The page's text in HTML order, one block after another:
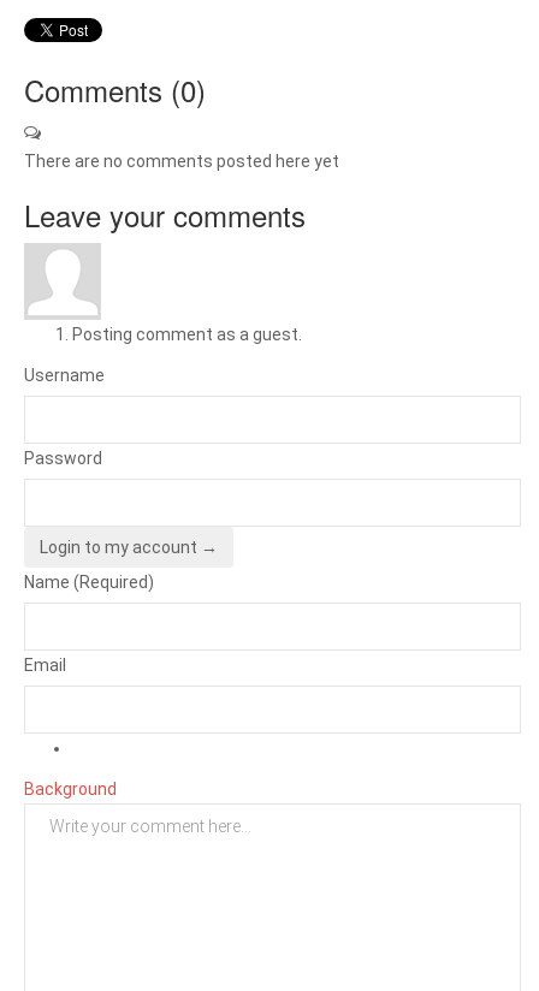
Comments (0)
There are no comments posted here yet
Leave your comments
Posting comment as a guest.
Username
Password
Login to my account →
Name (Required)
Email
Background